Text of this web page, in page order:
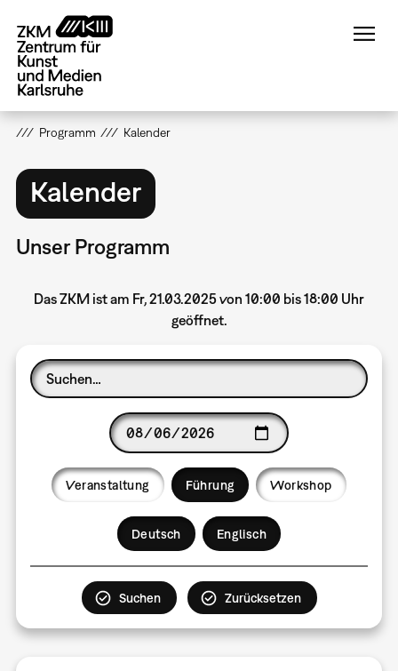
zum
Inhalt
Programm Kalender
Kalender
Unser Programm
Das ZKM ist am Fr, 21.03.2025 von 10:00 bis 18:00 Uhr
geöffnet.
Veranstaltung Führung Workshop
Deutsch Englisch